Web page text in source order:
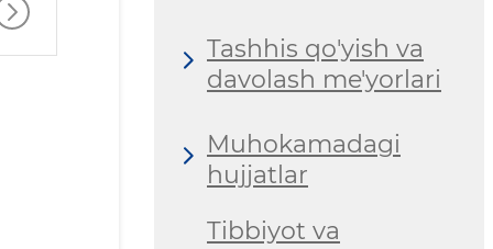
Tashhis qo'yish va
davolash me'yorlari
Muhokamadagi
hujjatlar
Tibbiyot va